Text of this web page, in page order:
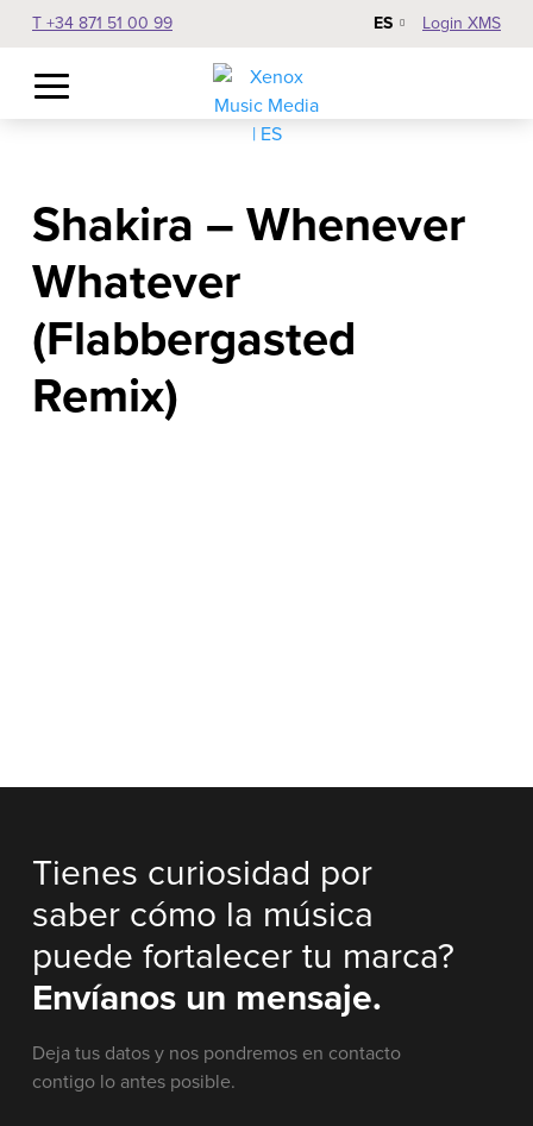
T +34 871 51 00 99 ES Login XMS
Shakira – Whenever
Whatever
(Flabbergasted
Remix)
Tienes curiosidad por
saber cómo la música
puede fortalecer tu marca?
Envíanos un mensaje.
Deja tus datos y nos pondremos en contacto
contigo lo antes posible.